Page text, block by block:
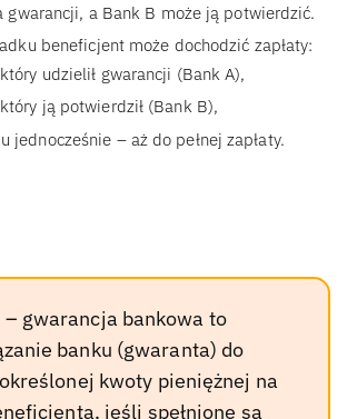
gwarancji, a Bank B może ją potwierdzić.
beneficjent może dochodzić zapłaty:
udzielił gwarancji (Bank A),
ją potwierdził (Bank B),
jednocześnie – aż do pełnej zapłaty.
– gwarancja bankowa to
banku (gwaranta) do
kwoty pieniężnej na
jeśli spełnione są